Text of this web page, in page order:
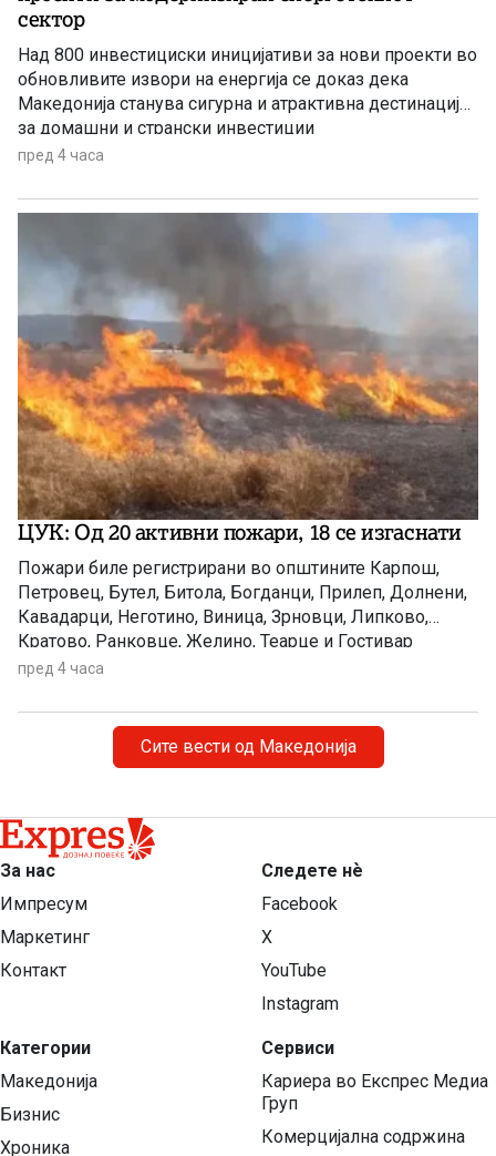
сектор
Над 800 инвестициски иницијативи за нови проекти во
обновливите извори на енергија се доказ дека
Македонија станува сигурна и атрактивна дестинација
за домашни и странски инвестиции
пред 4 часа
ЦУК: Од 20 активни пожари, 18 се изгаснати
Пожари биле регистрирани во општините Карпош,
Петровец, Бутел, Битола, Богданци, Прилеп, Долнени,
Кавадарци, Неготино, Виница, Зрновци, Липково,
Кратово, Ранковце, Желино, Теарце и Гостивар
пред 4 часа
Сите вести од Македонија
За нас
Импресум
Маркетинг
Контакт
Категории
Македонија
Бизнис
Хроника
Следете нѐ
Facebook
X
YouTube
Instagram
Сервиси
Кариера во Експрес Медиа
Груп
Комерцијална содржина